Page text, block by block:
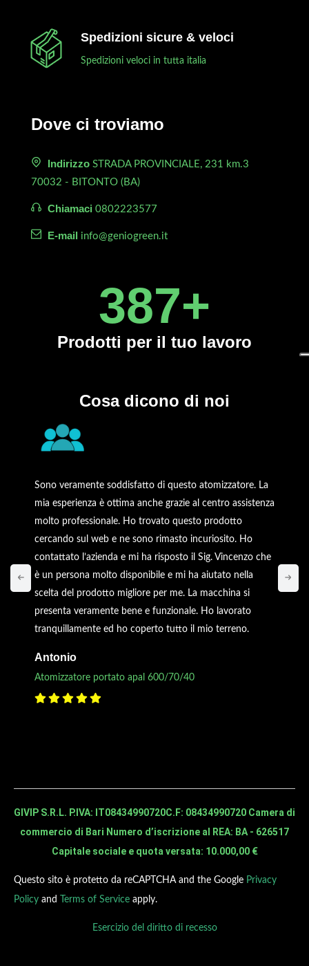
Spedizioni sicure & veloci
Spedizioni veloci in tutta italia
Dove ci troviamo
Indirizzo STRADA PROVINCIALE, 231 km.3
70032 - BITONTO (BA)
Chiamaci 0802223577
E-mail info@geniogreen.it
450+
Prodotti per il tuo lavoro
Cosa dicono di noi
Sono veramente soddisfatto di questo atomizzatore. La
mia esperienza è ottima anche grazie al centro assistenza
molto professionale. Ho trovato questo prodotto
cercando sul web e ne sono rimasto incuriosito. Ho
contattato l’azienda e mi ha risposto il Sig. Vincenzo che
è un persona molto disponibile e mi ha aiutato nella
scelta del prodotto migliore per me. La macchina si
presenta veramente bene e funzionale. Ho lavorato
tranquillamente ed ho coperto tutto il mio terreno.
Antonio
Atomizzatore portato apal 600/70/40
GIVIP S.R.L. P.IVA: IT08434990720C.F: 08434990720 Camera di
commercio di Bari Numero d’iscrizione al REA: BA - 626517
Capitale sociale e quota versata: 10.000,00 €
Questo sito è protetto da reCAPTCHA and the Google Privacy
Policy and Terms of Service apply.
Esercizio del diritto di recesso